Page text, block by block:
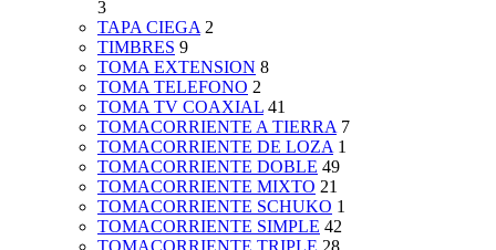
3
TAPA CIEGA 2
TIMBRES 9
TOMA EXTENSION 8
TOMA TELEFONO 2
TOMA TV COAXIAL 41
TOMACORRIENTE A TIERRA 7
TOMACORRIENTE DE LOZA 1
TOMACORRIENTE DOBLE 49
TOMACORRIENTE MIXTO 21
TOMACORRIENTE SCHUKO 1
TOMACORRIENTE SIMPLE 42